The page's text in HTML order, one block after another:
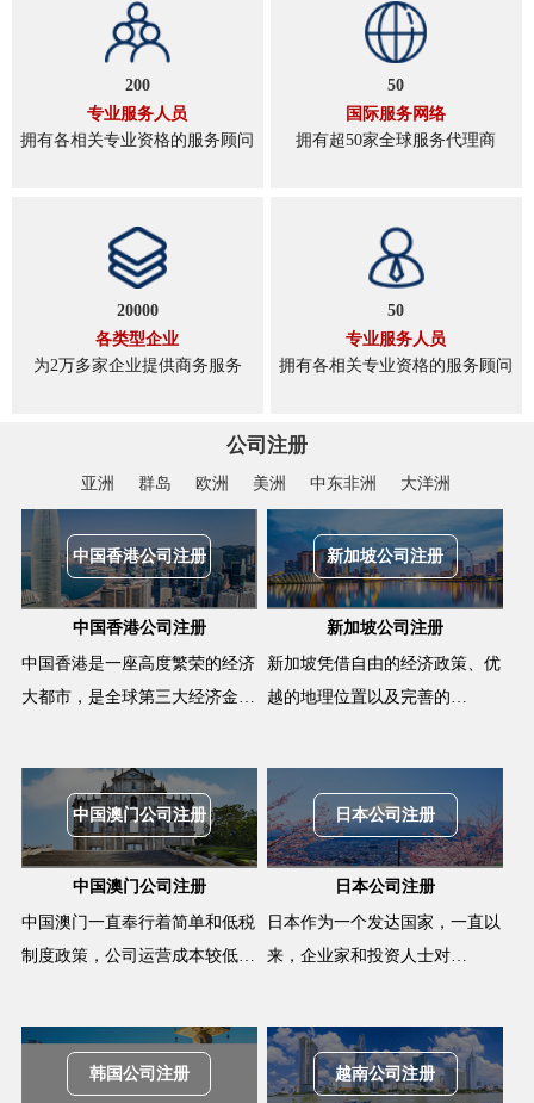
200
专业服务人员
拥有各相关专业资格的服务顾问
50
国际服务网络
拥有超50家全球服务代理商
20000
各类型企业
为2万多家企业提供商务服务
50
专业服务人员
拥有各相关专业资格的服务顾问
公司注册
亚洲 群岛 欧洲 美洲 中东非洲 大洋洲
中国香港公司注册
中国香港公司注册
中国香港是一座高度繁荣的经济
大都市，是全球第三大经济金…
新加坡公司注册
新加坡公司注册
新加坡凭借自由的经济政策、优
越的地理位置以及完善的…
中国澳门公司注册
中国澳门公司注册
中国澳门一直奉行着简单和低税
制度政策，公司运营成本较低…
日本公司注册
日本公司注册
日本作为一个发达国家，一直以
来，企业家和投资人士对…
韩国公司注册 越南公司注册